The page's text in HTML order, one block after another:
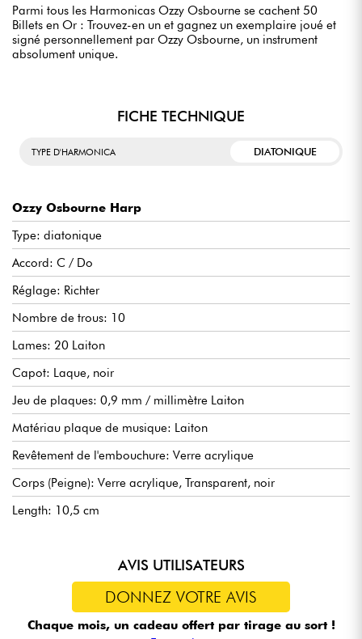
Parmi tous les Harmonicas Ozzy Osbourne se cachent 50
Billets en Or : Trouvez-en un et gagnez un exemplaire joué et
signé personnellement par Ozzy Osbourne, un instrument
absolument unique.
FICHE TECHNIQUE
TYPE D'HARMONICA DIATONIQUE
Ozzy Osbourne Harp
Type: diatonique
Accord: C / Do
Réglage: Richter
Nombre de trous: 10
Lames: 20 Laiton
Capot: Laque, noir
Jeu de plaques: 0,9 mm / millimètre Laiton
Matériau plaque de musique: Laiton
Revêtement de l'embouchure: Verre acrylique
Corps (Peigne): Verre acrylique, Transparent, noir
Length: 10,5 cm
AVIS UTILISATEURS
DONNEZ VOTRE AVIS
Chaque mois, un cadeau offert par tirage au sort !